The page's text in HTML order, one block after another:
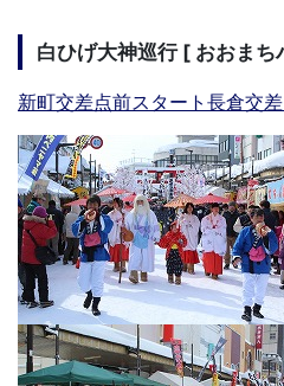
白ひげ大神巡行 [ おおまち
新町交差点前スタート長倉交